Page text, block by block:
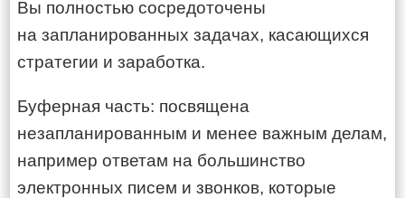
Вы полностью сосредоточены
на запланированных задачах, касающихся
стратегии и заработка.
Буферная часть: посвящена
незапланированным и менее важным делам,
например ответам на большинство
электронных писем и звонков, которые